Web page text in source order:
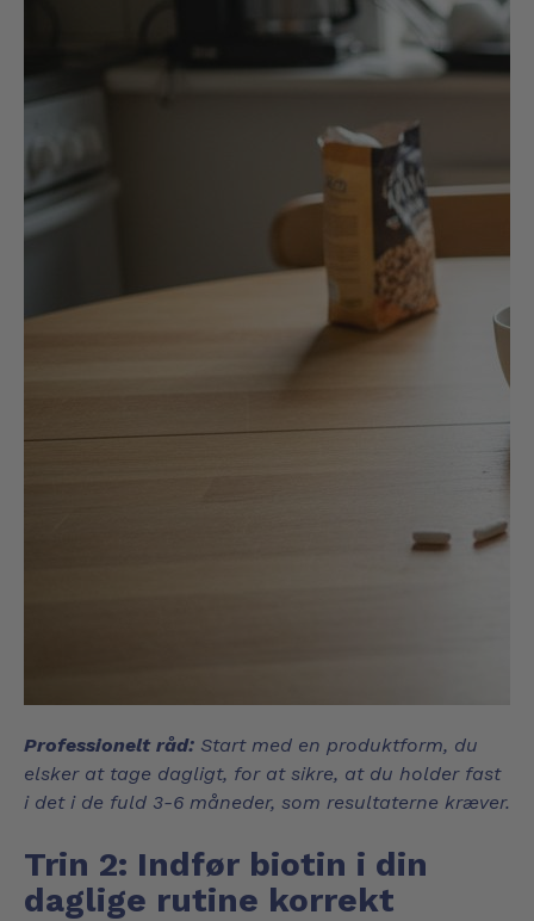
Professionelt råd: Start med en produktform, du
elsker at tage dagligt, for at sikre, at du holder fast
i det i de fuld 3-6 måneder, som resultaterne kræver.
Trin 2: Indfør biotin i din
daglige rutine korrekt